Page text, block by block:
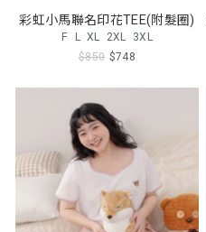
彩虹小馬聯名印花TEE(附髮圈)
F L XL 2XL 3XL
$850 $748